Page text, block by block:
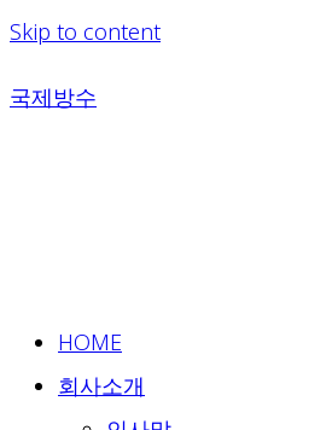
Skip to content
국제방수
HOME
회사소개